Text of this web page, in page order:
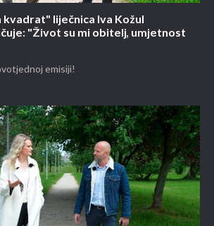
kvadrat" liječnica Iva Kožul
"Život su mi obitelj, umjetnost
emisiji!